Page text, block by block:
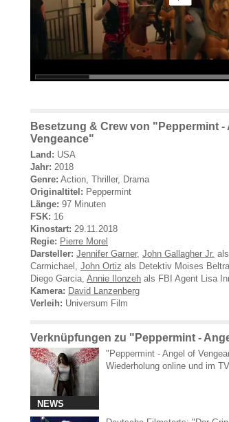
Besetzung & Crew von "Peppermint -
Vengeance"
Land: USA
Jahr: 2018
Genre: Action, Thriller, Drama
Originaltitel: Peppermint
Länge: 97 Minuten
FSK: 16
Kinostart: 29.11.2018
Regie: Pierre Morel
Darsteller: Jennifer Garner, John Gallagher Jr.
Carmichael, John Ortiz als Detektiv Moises
Diego Garcia, Annie Ilonzeh als FBI Agent Lisa
Kamera: David Lanzenberg
Verleih: Universum Film
Verknüpfungen zu "Peppermint -
NEWS
"Peppermint - Angel of
Wiederholung online und im TV